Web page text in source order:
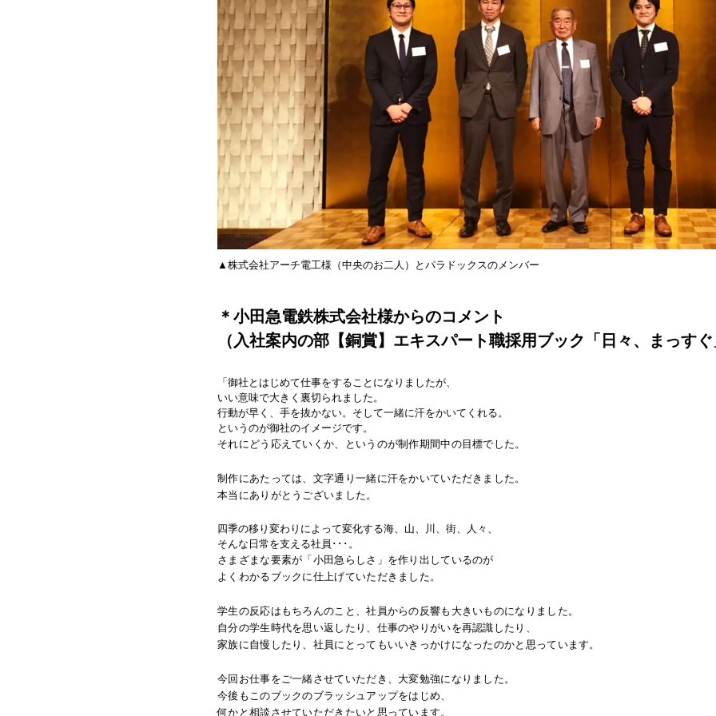
▲株式会社アーチ電工様（中央のお二人）とパラドックスのメンバー
＊小田急電鉄株式会社様からのコメント
（入社案内の部【銅賞】エキスパート職採用ブック「日々、まっす
「御社とはじめて仕事をすることになりましたが、
いい意味で大きく裏切られました。
行動が早く、手を抜かない。そして一緒に汗をかいてくれる。
というのが御社のイメージです。
それにどう応えていくか、というのが制作期間中の目標でした。
制作にあたっては、文字通り一緒に汗をかいていただきました。
本当にありがとうございました。
四季の移り変わりによって変化する海、山、川、街、人々、
そんな日常を支える社員･･･。
さまざまな要素が「小田急らしさ」を作り出しているのが
よくわかるブックに仕上げていただきました。
学生の反応はもちろんのこと、社員からの反響も大きいものになりました。
自分の学生時代を思い返したり、仕事のやりがいを再認識したり、
家族に自慢したり、社員にとってもいいきっかけになったのかと思っています。
今回お仕事をご一緒させていただき、大変勉強になりました。
今後もこのブックのブラッシュアップをはじめ、
何かと相談させていただきたいと思っています。